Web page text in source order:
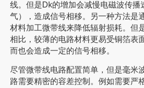
线。但是Dk的增加会减慢电磁波传播
气），造成信号相移。另一种方法是
材料加工微带线来降低辐射损耗。但
相比，较薄的电路材料更易受铜箔表
而也会造成一定的信号相移。
尽管微带线电路配置简单，但是毫米
路需要精密的容差控制。例如需要严